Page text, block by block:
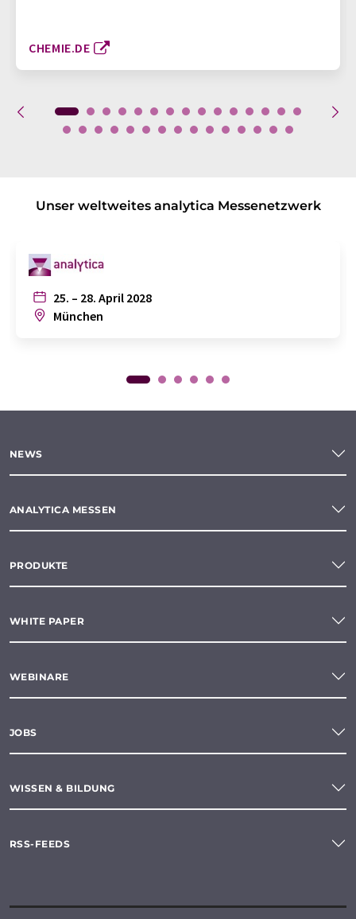
CHEMIE.DE
Unser weltweites analytica Messenetzwerk
25. – 28. April 2028
München
NEWS
ANALYTICA MESSEN
PRODUKTE
WHITE PAPER
WEBINARE
JOBS
WISSEN & BILDUNG
RSS-FEEDS